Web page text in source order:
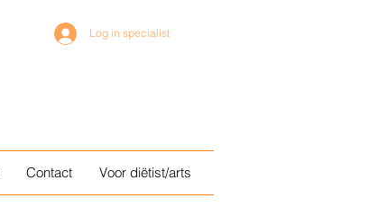
Log in specialist
Contact Voor diëtist/arts